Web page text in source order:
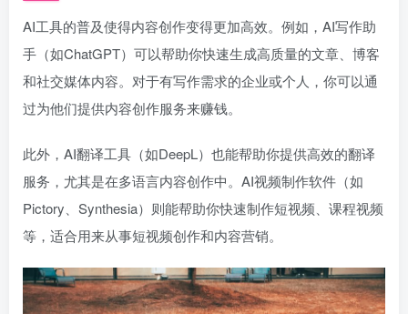
AI工具的普及使得内容创作变得更加高效。例如，AI写作助
手（如ChatGPT）可以帮助你快速生成高质量的文章、博客
和社交媒体内容。对于有写作需求的企业或个人，你可以通
过为他们提供内容创作服务来赚钱。
此外，AI翻译工具（如DeepL）也能帮助你提供高效的翻译
服务，尤其是在多语言内容创作中。AI视频制作软件（如
Pictory、Synthesia）则能帮助你快速制作短视频、课程视频
等，适合用来从事短视频创作和内容营销。